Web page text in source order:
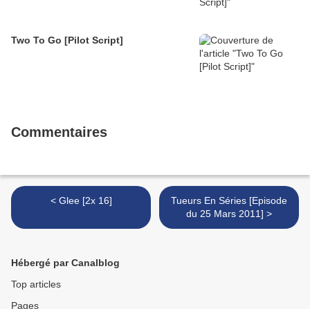
Two To Go [Pilot Script]
Commentaires
< Glee [2x 16]
Tueurs En Séries [Episode
du 25 Mars 2011] >
Hébergé par Canalblog
Top articles
Pages